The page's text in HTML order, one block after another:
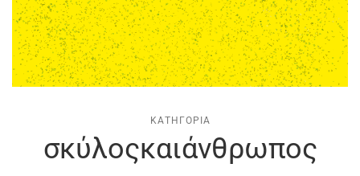
ΚΑΤΗΓΟΡΊΑ
σκύλοςκαιάνθρωπος